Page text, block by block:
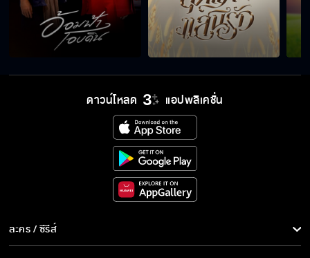
อย่าพูดคำว่ารักกับผมอีก ฟังแล้วมันจะอ้วก
พ่อแง่แม่งอน
ต้นเหตุจากความหึงหวง
คนมีเงินจะทำอะไรก็ได้
ดาวน์โหลด แอปพลิเคชั่น
ละคร / ซีรีส์
ละคร/ซีรีส์